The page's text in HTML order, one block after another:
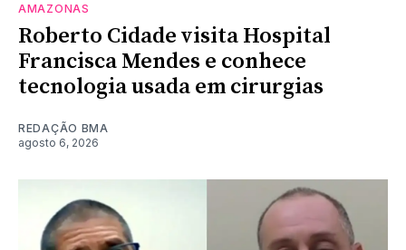
AMAZONAS
Roberto Cidade visita Hospital
Francisca Mendes e conhece
tecnologia usada em cirurgias
REDAÇÃO BMA
agosto 6, 2026